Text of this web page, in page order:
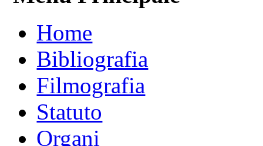
Home
Bibliografia
Filmografia
Statuto
Organi